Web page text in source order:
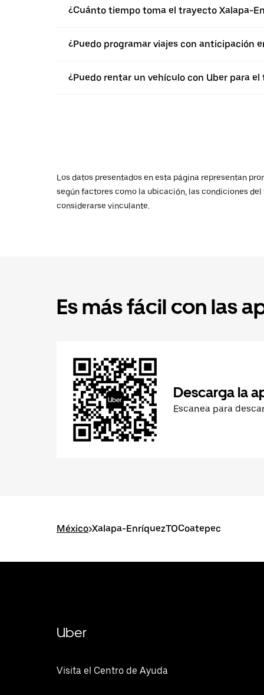
¿Cuánto tiempo toma el trayecto Xalapa-
¿Puedo programar viajes con anticipación
¿Puedo rentar un vehículo con Uber para
Los datos presentados en esta página representan
según factores como la ubicación, las condiciones
considerarse vinculante.
Es más fácil con las
Descarga la
Escanea para
México>Xalapa-EnríquezTOCoatepec
Uber
Visita el Centro de Ayuda